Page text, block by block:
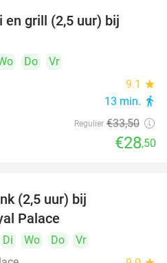
en grill (2,5 uur) bij
Do
Vr
9.1 star
13 min. directions_walk
Regulier €33,50
€28,50
(2,5 uur) bij
Palace
Di Wo Do
Vr